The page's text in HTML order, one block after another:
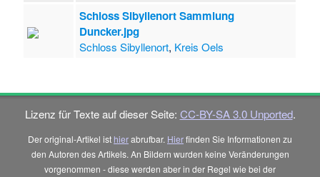
Schloss Sibyllenort Sammlung
Duncker.jpg
Schloss Sibyllenort, Kreis Oels
Lizenz für Texte auf dieser Seite: CC-BY-SA 3.0 Unported.
Der original-Artikel ist hierabrufbar. Hierfinden Sie Informationen zu
den Autoren des Artikels. An Bildern wurden keine Veränderungen
vorgenommen - diese werden aber in der Regel wie bei der